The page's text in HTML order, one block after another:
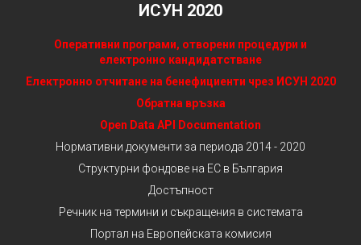
ИСУН 2020
Оперативни програми, отворени процедури и
електронно кандидатстване
Електронно отчитане на бенефициенти чрез ИСУН 2020
Обратна връзка
Open Data API Documentation
Нормативни документи за периода 2014 - 2020
Структурни фондове на ЕС в България
Достъпност
Речник на термини и съкращения в системата
Портал на Европейската комисия